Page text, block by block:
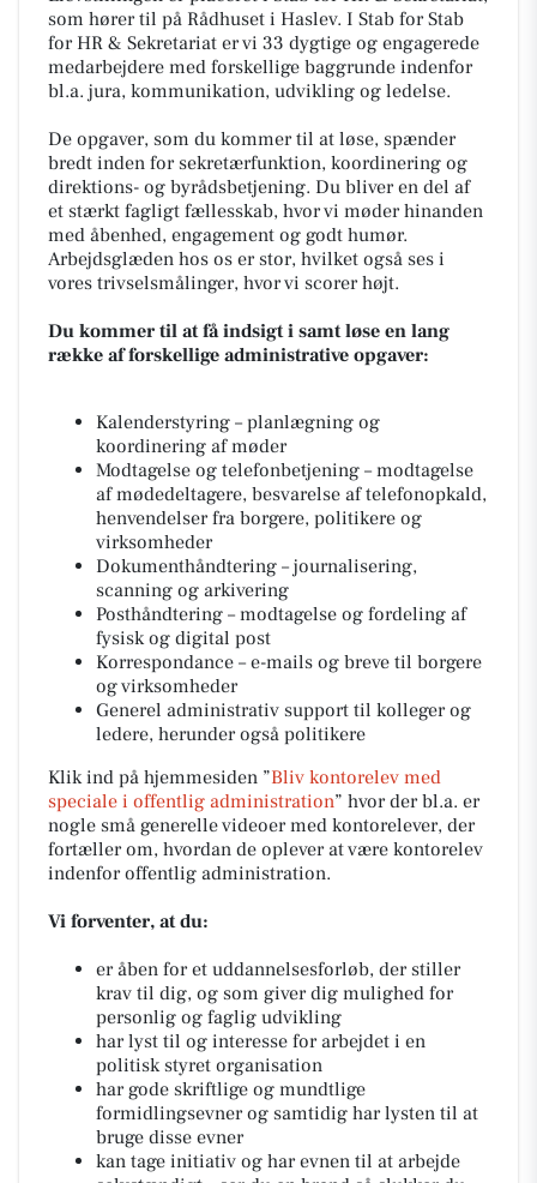
som hører til på Rådhuset i Haslev. I Stab for Stab
for HR & Sekretariat er vi 33 dygtige og engagerede
medarbejdere med forskellige baggrunde indenfor
bl.a. jura, kommunikation, udvikling og ledelse.
De opgaver, som du kommer til at løse, spænder
bredt inden for sekretærfunktion, koordinering og
direktions- og byrådsbetjening. Du bliver en del af
et stærkt fagligt fællesskab, hvor vi møder hinanden
med åbenhed, engagement og godt humør.
Arbejdsglæden hos os er stor, hvilket også ses i
vores trivselsmålinger, hvor vi scorer højt.
Du kommer til at få indsigt i samt løse en lang
række af forskellige administrative opgaver:
Kalenderstyring – planlægning og
koordinering af møder
Modtagelse og telefonbetjening – modtagelse
af mødedeltagere, besvarelse af telefonopkald,
henvendelser fra borgere, politikere og
virksomheder
Dokumenthåndtering – journalisering,
scanning og arkivering
Posthåndtering – modtagelse og fordeling af
fysisk og digital post
Korrespondance – e-mails og breve til borgere
og virksomheder
Generel administrativ support til kolleger og
ledere, herunder også politikere
Klik ind på hjemmesiden ”Bliv kontorelev med
speciale i offentlig administration” hvor der bl.a. er
nogle små generelle videoer med kontorelever, der
fortæller om, hvordan de oplever at være kontorelev
indenfor offentlig administration.
Vi forventer, at du:
er åben for et uddannelsesforløb, der stiller
krav til dig, og som giver dig mulighed for
personlig og faglig udvikling
har lyst til og interesse for arbejdet i en
politisk styret organisation
har gode skriftlige og mundtlige
formidlingsevner og samtidig har lysten til at
bruge disse evner
kan tage initiativ og har evnen til at arbejde